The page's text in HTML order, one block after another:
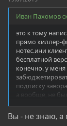
Иван Пахомов
это к тому
прямо киллер-
нотес.ини
бесплатной
конечно. у
подписку
а вообще, не
назад начал
Domino/Notes,
Вы - не знаю,